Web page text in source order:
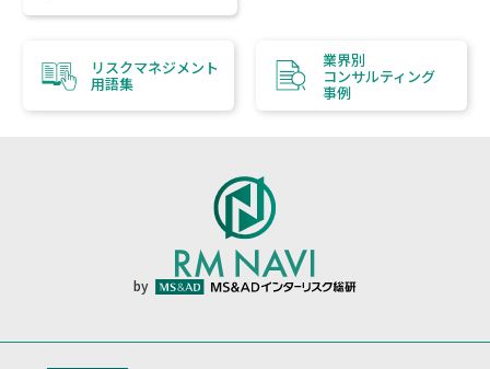
リスクマネジメント
用語集
業界別
コンサルティング
事例
by